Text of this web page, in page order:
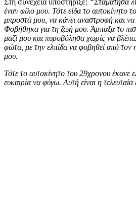
έναν φίλο μου. Τότε είδα το αυτοκίνητο
μπροστά μου, να κάνει αναστροφή και
Φοβήθηκα για τη ζωή μου. Άρπαξα το
μαζί μου και πυροβόλησα χωρίς να
φώτα, με την ελπίδα να φοβηθεί από τον
μου.
Τότε το αυτοκίνητο του 29χρονου έκανε
ευκαιρία να φύγω. Αυτή είναι η